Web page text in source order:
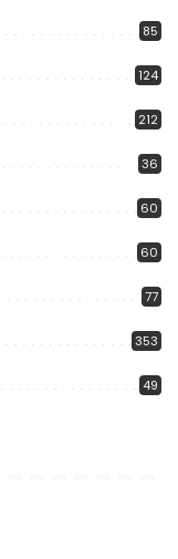
85
124
212
36
60
60
77
353
49